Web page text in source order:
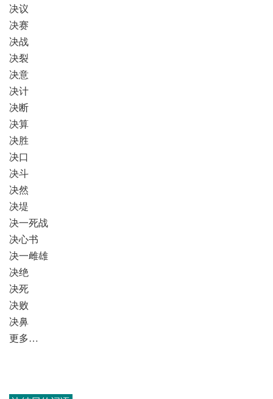
决议
决赛
决战
决裂
决意
决计
决断
决算
决胜
决口
决斗
决然
决堤
决一死战
决心书
决一雌雄
决绝
决死
决败
决鼻
更多…